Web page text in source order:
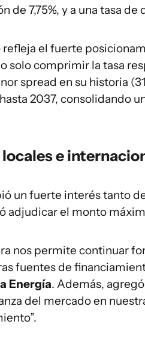
de 7,75%, y a una tasa de
refleja el fuerte
solo comprimir la tasa
spread en su historia
2037, consolidando
e
un fuerte interés tanto
adjudicar el monto
nos permite continuar
fuentes de
Energía. Además,
del mercado en